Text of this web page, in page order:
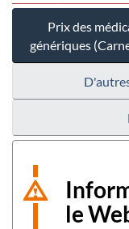
Prix des
génériques
le